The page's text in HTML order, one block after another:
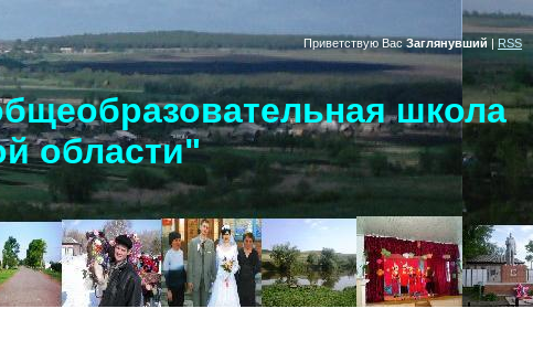
Приветствую Вас Заглянувший | RSS
школа
области"